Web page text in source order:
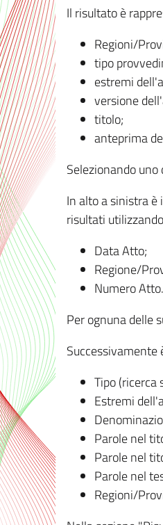
Il risultato è
Regioni/
tipo
estremi
versione
titolo;
anteprima
Selezionando
In alto a sinistra è
risultati
Data Atto;
Regione/
Numero Atto.
Per ognuna delle
Successivamente
Tipo (ricerca
Estremi
Parole nel
Parole nel
Parole nel
Regioni/